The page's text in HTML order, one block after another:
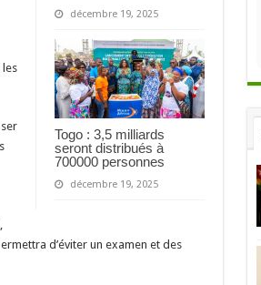
décembre 19, 2025
Togo : 3,5 milliards
seront distribués à
700000 personnes
décembre 19, 2025
les
d’éviter un examen et des